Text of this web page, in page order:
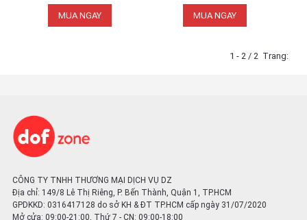
MUA NGAY MUA NGAY
1 - 2 / 2 Trang:
CÔNG TY TNHH THƯƠNG MẠI DỊCH VỤ DZ
Địa chỉ: 149/8 Lê Thị Riêng, P. Bến Thành, Quận 1, TP.HCM
GPDKKD: 0316417128 do sở KH & ĐT TP.HCM cấp ngày 31/07/2020
Mở cửa: 09:00-21:00, Thứ 7 - CN: 09:00-18:00